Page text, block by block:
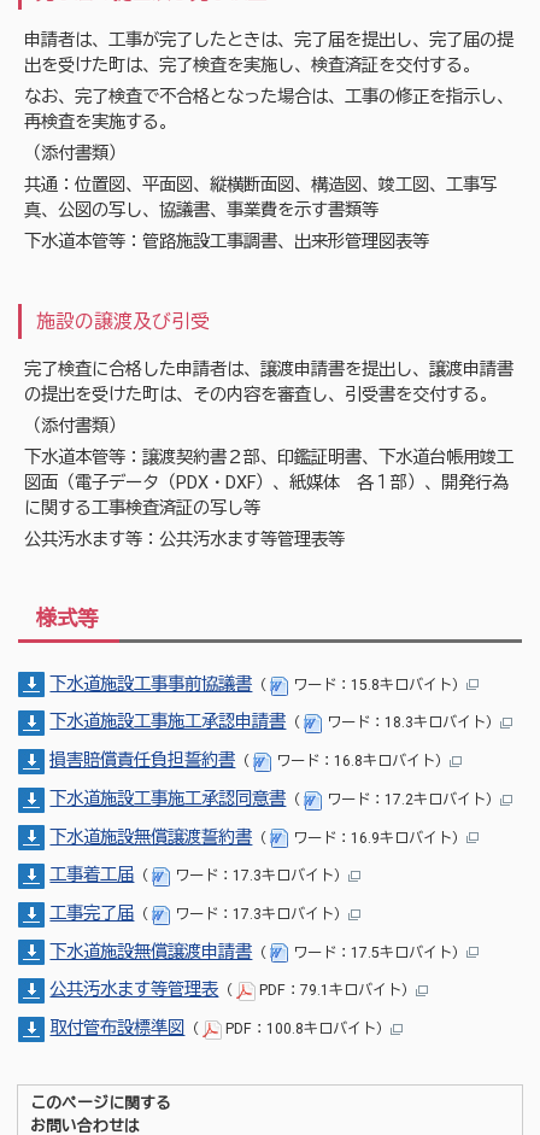
申請者は、工事が完了したときは、完了届を提出し、完了届の提
出を受けた町は、完了検査を実施し、検査済証を交付する。
なお、完了検査で不合格となった場合は、工事の修正を指示し、
再検査を実施する。
（添付書類）
共通：位置図、平面図、縦横断面図、構造図、竣工図、工事写
真、公図の写し、協議書、事業費を示す書類等
下水道本管等：管路施設工事調書、出来形管理図表等
施設の譲渡及び引受
完了検査に合格した申請者は、譲渡申請書を提出し、譲渡申請書
の提出を受けた町は、その内容を審査し、引受書を交付する。
（添付書類）
下水道本管等：譲渡契約書２部、印鑑証明書、下水道台帳用竣工
図面（電子データ（PDX・DXF）、紙媒体 各１部）、開発行為
に関する工事検査済証の写し等
公共汚水ます等：公共汚水ます等管理表等
様式等
下水道施設工事事前協議書 （ ワード：15.8キロバイト）
下水道施設工事施工承認申請書 （ ワード：18.3キロバイト）
損害賠償責任負担誓約書 （ ワード：16.8キロバイト）
下水道施設工事施工承認同意書 （ ワード：17.2キロバイト）
下水道施設無償譲渡誓約書 （ ワード：16.9キロバイト）
工事着工届 （ ワード：17.3キロバイト）
工事完了届 （ ワード：17.3キロバイト）
下水道施設無償譲渡申請書 （ ワード：17.5キロバイト）
公共汚水ます等管理表 （ PDF：79.1キロバイト）
取付管布設標準図 （ PDF：100.8キロバイト）
このページに関する
お問い合わせは